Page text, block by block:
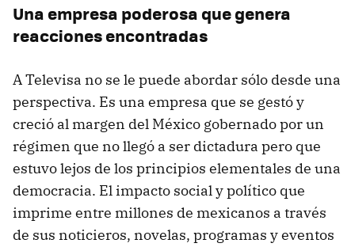
Una empresa poderosa que genera
reacciones encontradas
A Televisa no se le puede abordar sólo desde una
perspectiva. Es una empresa que se gestó y
creció al margen del México gobernado por un
régimen que no llegó a ser dictadura pero que
estuvo lejos de los principios elementales de una
democracia. El impacto social y político que
imprime entre millones de mexicanos a través
de sus noticieros, novelas, programas y eventos